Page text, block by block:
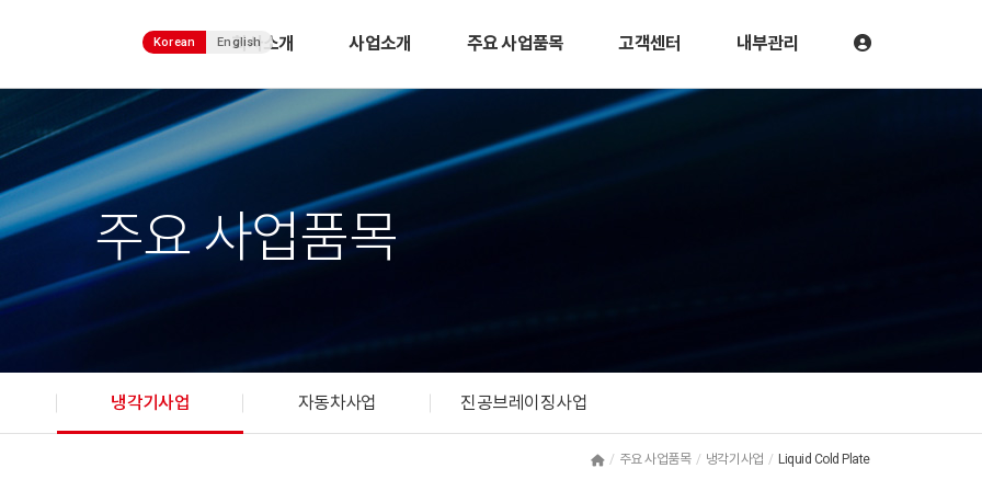
회사소개 사업소개 주요 사업품목 고객센터 내부관리
Korean English
주요 사업품목
냉각기사업 자동차사업 진공브레이징사업
주요 사업품목 냉각기사업 Liquid Cold Plate